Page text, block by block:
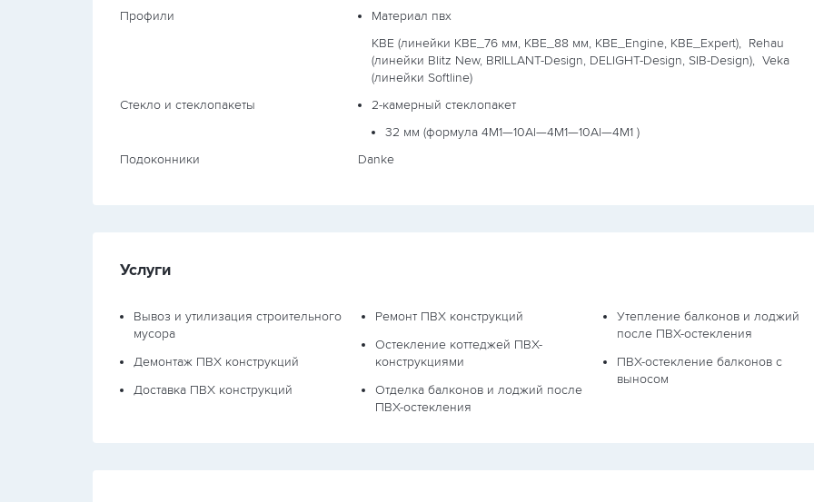
Профили
Материал пвх
KBE (линейки KBE_76 мм, KBE_88 мм, KBE_Engine, KBE_Expert), Rehau
(линейки Blitz New, BRILLANT-Design, DELIGHT-Design, SIB-Design), Veka
(линейки Softline)
Стекло и стеклопакеты
2-камерный стеклопакет
32 мм (формула 4М1—10Al—4М1—10Al—4М1 )
Подоконники
Danke
Услуги
Вывоз и утилизация строительного
мусора
Демонтаж ПВХ конструкций
Доставка ПВХ конструкций
Ремонт ПВХ конструкций
Остекление коттеджей ПВХ-
конструкциями
Отделка балконов и лоджий после
ПВХ-остекления
Утепление балконов и лоджий
после ПВХ-остекления
ПВХ-остекление балконов с
выносом